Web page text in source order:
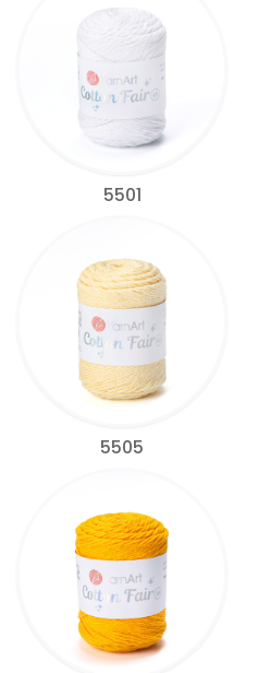
5501
5505